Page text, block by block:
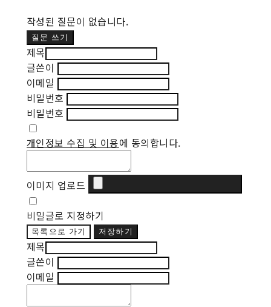
작성된 질문이 없습니다.
질문 쓰기
제목
글쓴이
이메일
비밀번호
비밀번호
개인정보 수집 및 이용에 동의합니다.
이미지 업로드
비밀글로 지정하기
목록으로 가기 저장하기
제목
글쓴이
이메일